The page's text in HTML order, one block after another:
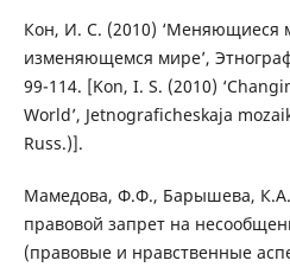
Кон, И. С. (2010) ‘Меняющиеся
изменяющемся мире’,
99-114. [Kon, I. S. (2010)
World’, Jetnograficheskaja
Russ.)].
Мамедова, Ф.Ф., Барышева, К.А.
правовой запрет на
(правовые и нравственные